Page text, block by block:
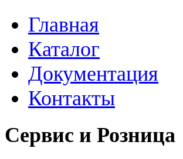
Главная
Каталог
Документация
Контакты
Сервис и Розница